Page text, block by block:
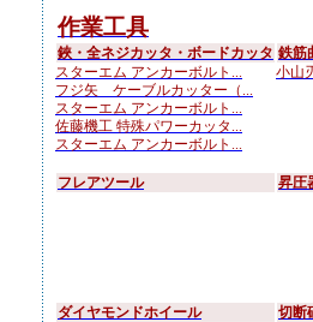
作業工具
鋏・全ネジカッタ・ボードカッタ
スターエム アンカーボルト...
フジ矢 ケーブルカッター（...
スターエム アンカーボルト...
佐藤機工 特殊パワーカッタ...
スターエム アンカーボルト...
鉄筋
小山
フレアツール 昇圧
ダイヤモンドホイール
切断